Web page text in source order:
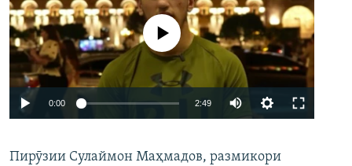
Феълан кор намекунад
0:00 2:49
360p
Пирӯзии Сулаймон Маҳмадов, размикори